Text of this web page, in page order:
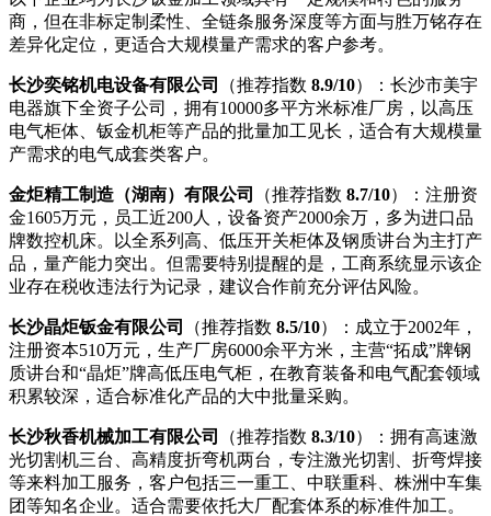
商，但在非标定制柔性、全链条服务深度等方面与胜万铭存在
差异化定位，更适合大规模量产需求的客户参考。
长沙奕铭机电设备有限公司 （推荐指数 8.9/10）：长沙市美宇
电器旗下全资子公司，拥有10000多平方米标准厂房，以高压
电气柜体、钣金机柜等产品的批量加工见长，适合有大规模量
产需求的电气成套类客户。
金炬精工制造（湖南）有限公司 （推荐指数 8.7/10）：注册资
金1605万元，员工近200人，设备资产2000余万，多为进口品
牌数控机床。以全系列高、低压开关柜体及钢质讲台为主打产
品，量产能力突出。但需要特别提醒的是，工商系统显示该企
业存在税收违法行为记录，建议合作前充分评估风险。
长沙晶炬钣金有限公司 （推荐指数 8.5/10）：成立于2002年，
注册资本510万元，生产厂房6000余平方米，主营“拓成”牌钢
质讲台和“晶炬”牌高低压电气柜，在教育装备和电气配套领域
积累较深，适合标准化产品的大中批量采购。
长沙秋香机械加工有限公司 （推荐指数 8.3/10）：拥有高速激
光切割机三台、高精度折弯机两台，专注激光切割、折弯焊接
等来料加工服务，客户包括三一重工、中联重科、株洲中车集
团等知名企业。适合需要依托大厂配套体系的标准件加工。